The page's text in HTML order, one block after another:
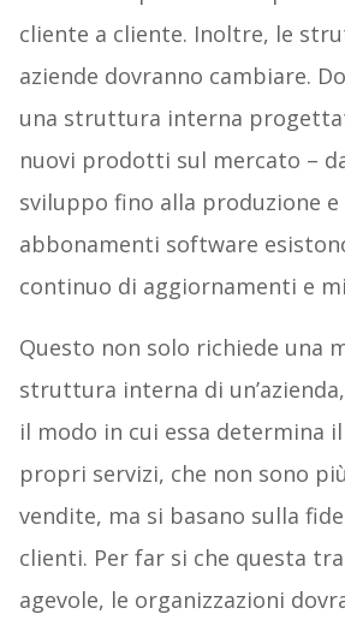
cliente a cliente. Inoltre, le
aziende dovranno cambiare.
una struttura interna
nuovi prodotti sul mercato –
sviluppo fino alla produzione
abbonamenti software
continuo di aggiornamenti e
Questo non solo richiede una
struttura interna di
il modo in cui essa determina
propri servizi, che non sono
vendite, ma si basano sulla
clienti. Per far si che questa
agevole, le organizzazioni